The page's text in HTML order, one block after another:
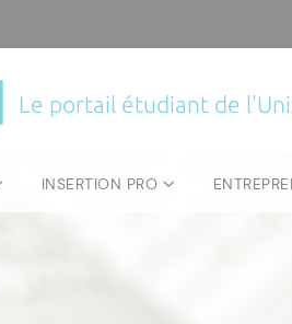
Le portail étudiant de
INSERTION PRO